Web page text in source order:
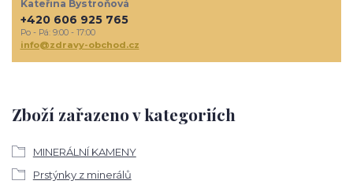
Zboží zařazeno v kategoriích
MINERÁLNÍ KAMENY
Prstýnky z minerálů
Kateřina Bystroňová
+420 606 925 765
Po - Pá: 9:00 - 17:00
info@zdravy-obchod.cz